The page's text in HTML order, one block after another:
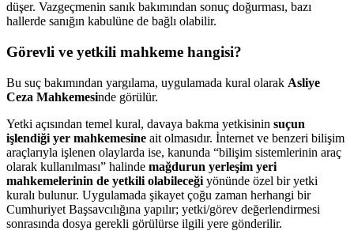
düşer. Vazgeçmenin sanık bakımından sonuç doğurması, bazı
hallerde sanığın kabulüne de bağlı olabilir.
Görevli ve yetkili mahkeme hangisi?
Bu suç bakımından yargılama, uygulamada kural olarak Asliye
Ceza Mahkemesinde görülür.
Yetki açısından temel kural, davaya bakma yetkisinin suçun
işlendiği yer mahkemesine ait olmasıdır. İnternet ve benzeri bilişim
araçlarıyla işlenen olaylarda ise, kanunda “bilişim sistemlerinin araç
olarak kullanılması” halinde mağdurun yerleşim yeri
mahkemelerinin de yetkili olabileceği yönünde özel bir yetki
kuralı bulunur. Uygulamada şikayet çoğu zaman herhangi bir
Cumhuriyet Başsavcılığına yapılır; yetki/görev değerlendirmesi
sonrasında dosya gerekli görülürse ilgili yere gönderilir.